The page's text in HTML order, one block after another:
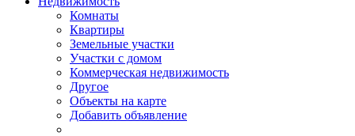
Комнаты
Квартиры
Земельные участки
Участки с домом
Коммерческая недвижимость
Другое
Объекты на карте
Добавить объявление